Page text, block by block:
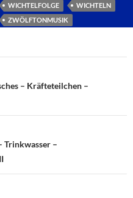
WICHTELFOLGE
WICHTELN
ZWÖLFTONMUSIK
– Kräfteteilchen –
Trinkwasser –